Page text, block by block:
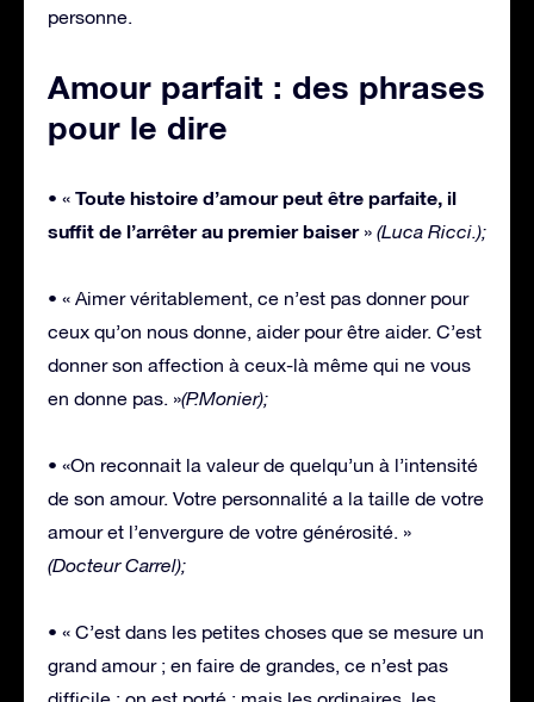
personne.
Amour parfait : des phrases
pour le dire
• « Toute histoire d’amour peut être parfaite, il
suffit de l’arrêter au premier baiser » (Luca Ricci.);
• « Aimer véritablement, ce n’est pas donner pour
ceux qu’on nous donne, aider pour être aider. C’est
donner son affection à ceux-là même qui ne vous
en donne pas. »(P.Monier);
• «On reconnait la valeur de quelqu’un à l’intensité
de son amour. Votre personnalité a la taille de votre
amour et l’envergure de votre générosité. »
(Docteur Carrel);
• « C’est dans les petites choses que se mesure un
grand amour ; en faire de grandes, ce n’est pas